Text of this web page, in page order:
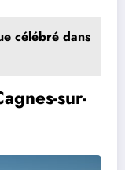
célébré dans
sur-